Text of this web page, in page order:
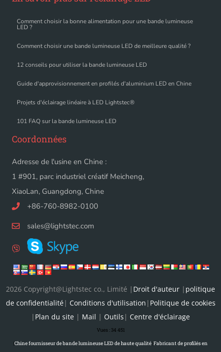
Comment choisir la bonne alimentation pour une bande lumineuse
LED ?
Comment choisir une bande lumineuse LED de meilleure qualité ?
12 conseils pour utiliser la bande lumineuse LED
Guide d'approvisionnement en profilés d'aluminium LED en Chine
Projets d'éclairage linéaire à LED Lightstec®
101 FAQ sur la bande lumineuse LED
Coordonnées
Adresse de l'usine en Chine :
1 #901, parc industriel créatif Meicheng,
XiaoLan, Guangdong, Chine
+86-760-8982-0100
sales@lightstec.com
2026 Copyright@Lightstec co., Limité | Droit d'auteur | politique
de confidentialité| Conditions d'utilisation | Politique de cookies
| Plan du site | Mail | Outils | Centre d'éclairage
Vues :34 451
|Chine fournisseur de bande lumineuse LED de haute qualité |Fabricant de profilés en